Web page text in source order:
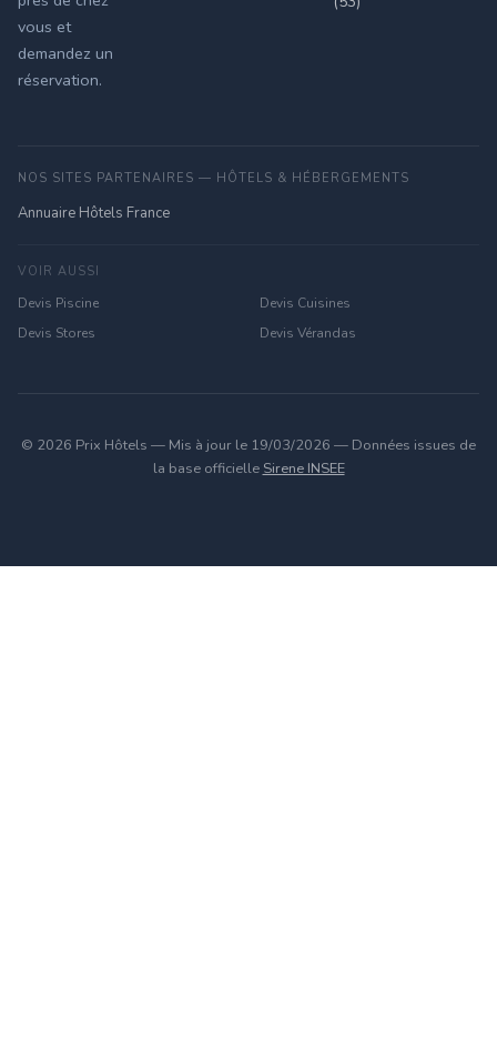
vous et
demandez un
réservation.
NOS SITES PARTENAIRES — HÔTELS & HÉBERGEMENTS
Annuaire Hôtels France
VOIR AUSSI
Devis Piscine
Devis Cuisines
Devis Stores
Devis Vérandas
© 2026 Prix Hôtels — Mis à jour le 19/03/2026 — Données issues de
la base officielle Sirene INSEE